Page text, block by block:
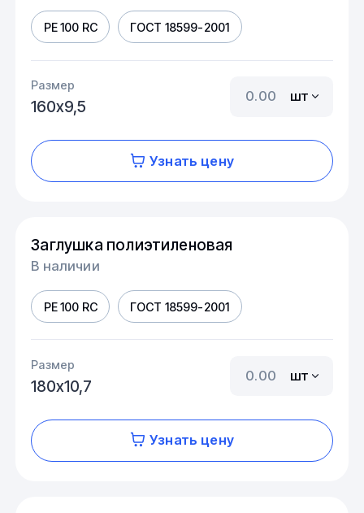
PE 100 RC ГОСТ 18599-2001
Размер
160х9,5
шт
Узнать цену
Заглушка полиэтиленовая
В наличии
PE 100 RC ГОСТ 18599-2001
Размер
180х10,7
шт
Узнать цену